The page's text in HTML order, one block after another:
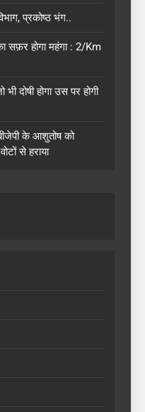
प्रकोष्ठ भंग..
सफ़र होगा महंगा : 2/Km
दोषी होगा उस पर होगी
के आशुतोष को
से हराया